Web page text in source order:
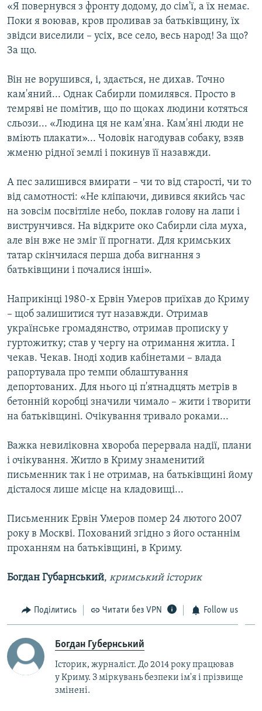
«Я повернувся з фронту додому, до сім'ї, а їх немає.
Поки я воював, кров проливав за батьківщину, їх
звідси виселили – усіх, все село, весь народ! За що?
За що.
Він не ворушився, і, здається, не дихав. Точно
кам'яний... Однак Сабирли помилявся. Просто в
темряві не помітив, що по щоках людини котяться
сльози... «Людина ця не кам'яна. Кам'яні люди не
вміють плакати»... Чоловік нагодував собаку, взяв
жменю рідної землі і покинув її назавжди.
А пес залишився вмирати – чи то від старості, чи то
від самотності: «Не кліпаючи, дивився якийсь час
на зовсім посвітліле небо, поклав голову на лапи і
виструнчився. На відкрите око Сабирли сіла муха,
але він вже не зміг її прогнати. Для кримських
татар скінчилася перша доба вигнання з
батьківщини і почалися інші».
Наприкінці 1980-х Ервін Умеров приїхав до Криму
– щоб залишитися тут назавжди. Отримав
українське громадянство, отримав прописку у
гуртожитку; став у чергу на отримання житла. І
чекав. Чекав. Іноді ходив кабінетами – влада
рапортувала про темпи облаштування
депортованих. Для нього ці п'ятнадцять метрів в
бетонній коробці значили чимало – жити і творити
на батьківщині. Очікування тривало роками...
Важка невиліковна хвороба перервала надії, плани
і очікування. Житло в Криму знаменитий
письменник так і не отримав, на батьківщині йому
дісталося лише місце на кладовищі...
Письменник Ервін Умеров помер 24 лютого 2007
року в Москві. Похований згідно з його останнім
проханням на батьківщині, в Криму.
Богдан Губарнський, кримський історик
Поділитись Читати без VPN Follow us
Богдан Губернський
Історик, журналіст. До 2014 року працював
у Криму. З міркувань безпеки ім'я і прізвище
змінені.